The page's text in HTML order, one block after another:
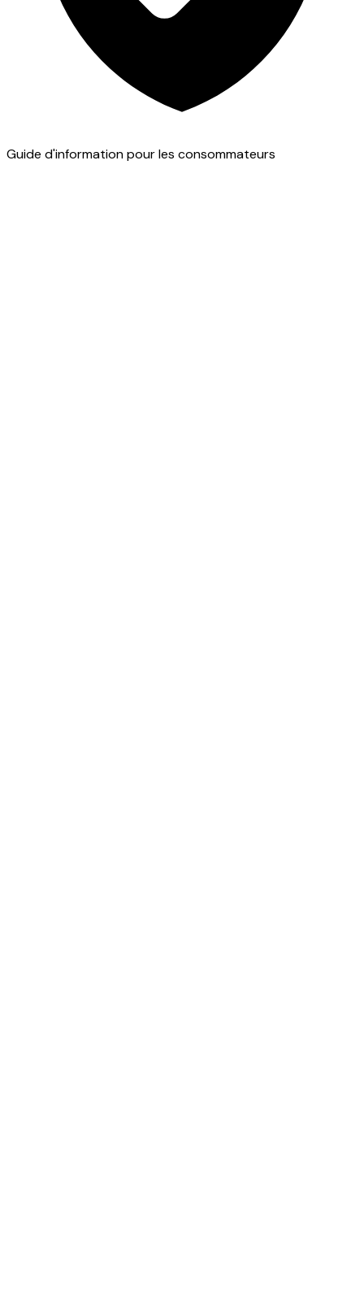
Guide d'information pour les consommateurs